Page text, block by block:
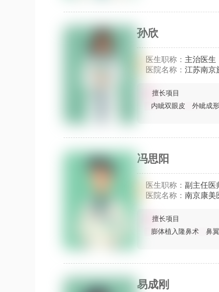
孙欣
医生职称： 主治医生
医院名称： 江苏南京
擅长项目
内眦双眼皮
外眦成
冯思阳
医生职称： 副主任医
医院名称： 南京康美
擅长项目
膨体植入隆鼻术
鼻
易成刚